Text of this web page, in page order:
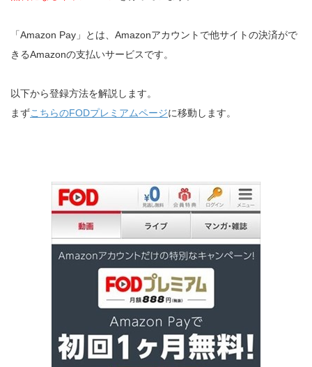
「Amazon Pay」とは、Amazonアカウントで他サイトの決済がで
きるAmazonの支払いサービスです。
以下から登録方法を解説します。
まずこちらのFODプレミアムページに移動します。